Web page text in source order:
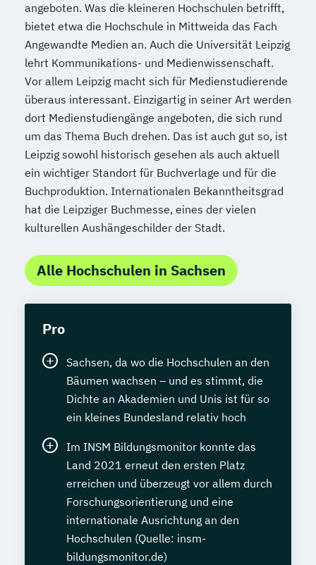
angeboten. Was die kleineren Hochschulen betrifft,
bietet etwa die Hochschule in Mittweida das Fach
Angewandte Medien an. Auch die Universität Leipzig
lehrt Kommunikations- und Medienwissenschaft.
Vor allem Leipzig macht sich für Medienstudierende
überaus interessant. Einzigartig in seiner Art werden
dort Medienstudiengänge angeboten, die sich rund
um das Thema Buch drehen. Das ist auch gut so, ist
Leipzig sowohl historisch gesehen als auch aktuell
ein wichtiger Standort für Buchverlage und für die
Buchproduktion. Internationalen Bekanntheitsgrad
hat die Leipziger Buchmesse, eines der vielen
kulturellen Aushängeschilder der Stadt.
Alle Hochschulen in Sachsen
Pro
Sachsen, da wo die Hochschulen an den
Bäumen wachsen – und es stimmt, die
Dichte an Akademien und Unis ist für so
ein kleines Bundesland relativ hoch
Im INSM Bildungsmonitor konnte das
Land 2021 erneut den ersten Platz
erreichen und überzeugt vor allem durch
Forschungsorientierung und eine
internationale Ausrichtung an den
Hochschulen (Quelle: insm-
bildungsmonitor.de)